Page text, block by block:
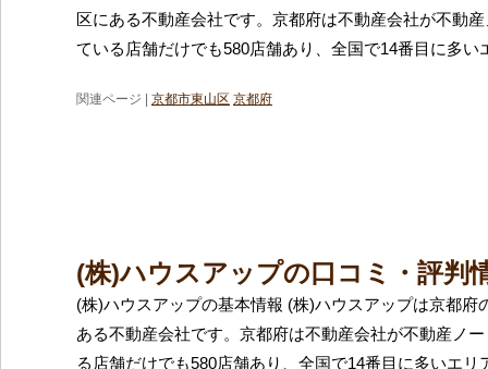
区にある不動産会社です。京都府は不動産会社が不動
ている店舗だけでも580店舗あり、全国で14番目に多い
関連ページ | 京都市東山区 京都府
(株)ハウスアップの口コミ・評判
(株)ハウスアップの基本情報 (株)ハウスアップは京都府
ある不動産会社です。京都府は不動産会社が不動産ノ
る店舗だけでも580店舗あり、全国で14番目に多いエリ